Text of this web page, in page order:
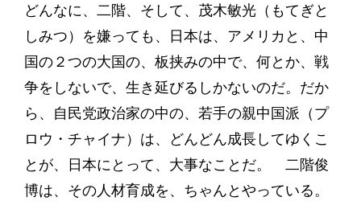
どんなに、二階、そして、茂木敏光（もてぎと
しみつ）を嫌っても、日本は、アメリカと、中
国の２つの大国の、板挟みの中で、何とか、戦
争をしないで、生き延びるしかないのだ。だか
ら、自民党政治家の中の、若手の親中国派（プ
ロウ・チャイナ）は、どんどん成長してゆくこ
とが、日本にとって、大事なことだ。 二階俊
博は、その人材育成を、ちゃんとやっている。